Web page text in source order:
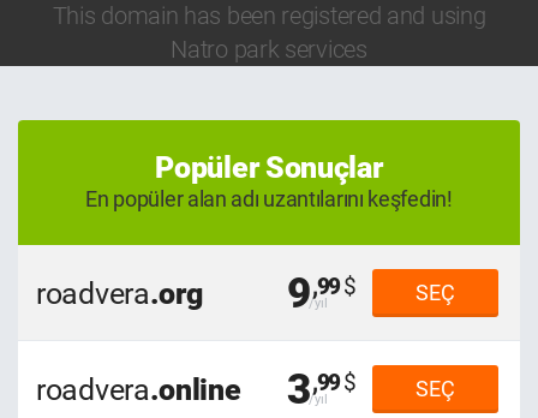
This domain has been registered and using
Natro park services
Popüler Sonuçlar
En popüler alan adı uzantılarını keşfedin!
roadvera.org 9,99 SEÇ
roadvera.online 3,99 SEÇ